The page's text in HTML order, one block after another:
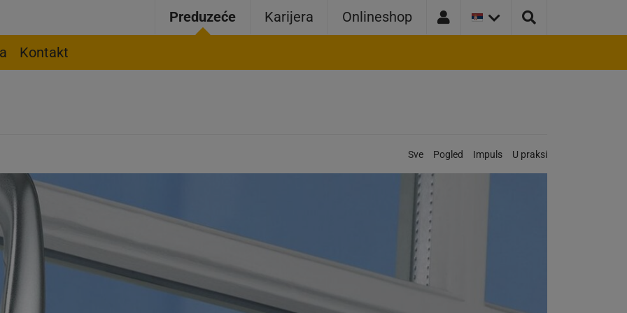
Preduzeće Karijera Onlineshop
VERZIJA
ZEMLJE:
Kontakt
Kategorije:
Sve Pogled Impuls U praksi